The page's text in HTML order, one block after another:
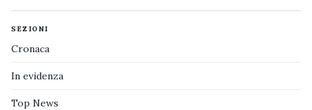
SEZIONI
Cronaca
In evidenza
Top News